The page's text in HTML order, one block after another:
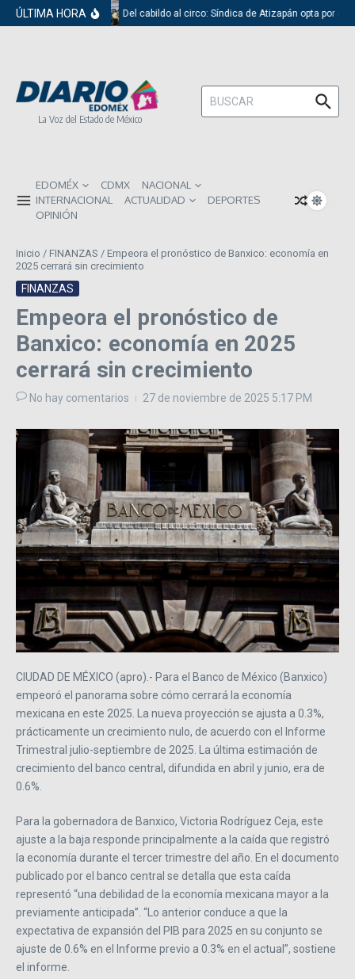
Saltar al contenido
ÚLTIMA HORA Del cabildo al circo: Síndica de Atizapán opta por el
La Voz del Estado de México
Buscar:
EDOMÉX CDMX
NACIONAL
INTERNACIONAL
ACTUALIDAD
DEPORTES
OPINIÓN
Inicio / FINANZAS / Empeora el pronóstico de Banxico: economía en
2025 cerrará sin crecimiento
FINANZAS
Empeora el pronóstico de
Banxico: economía en 2025
cerrará sin crecimiento
No hay comentarios 27 de noviembre de 2025 5:17 PM
CIUDAD DE MÉXICO (apro).- Para el Banco de México (Banxico)
empeoró el panorama sobre cómo cerrará la economía
mexicana en este 2025. La nueva proyección se ajusta a 0.3%,
prácticamente un crecimiento nulo, de acuerdo con el Informe
Trimestral julio-septiembre de 2025. La última estimación de
crecimiento del banco central, difundida en abril y junio, era de
0.6%.
Para la gobernadora de Banxico, Victoria Rodríguez Ceja, este
ajuste a la baja responde principalmente a la caída que registró
la economía durante el tercer trimestre del año. En el documento
publicado por el banco central se detalla que esta caída
representó “una debilidad de la economía mexicana mayor a la
previamente anticipada”. “Lo anterior conduce a que la
expectativa de expansión del PIB para 2025 en su conjunto se
ajuste de 0.6% en el Informe previo a 0.3% en el actual”, sostiene
el informe.